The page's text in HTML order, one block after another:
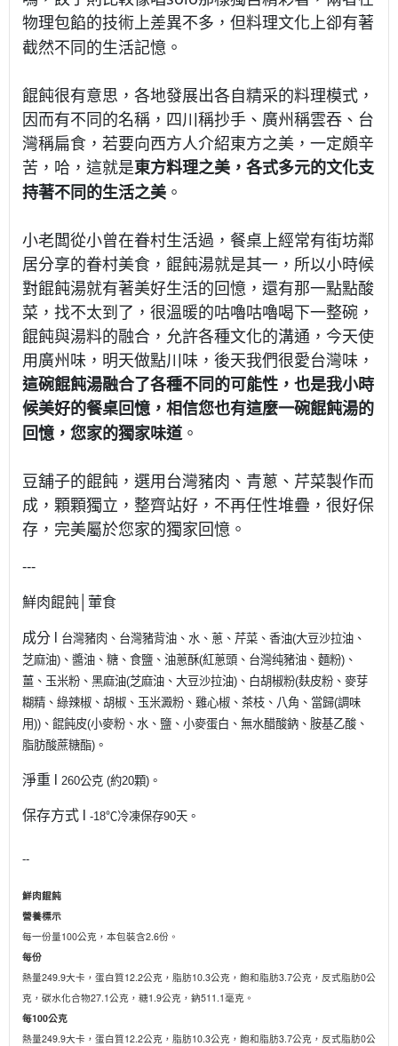
物理包餡的技術上差異不多，但料理文化上卻有著
截然不同的生活記憶。
餛飩很有意思，各地發展出各自精采的料理模式，
因而有不同的名稱，四川稱抄手、廣州稱雲吞、台
灣稱扁食，若要向西方人介紹東方之美，一定頗辛
苦，哈，這就是東方料理之美，各式多元的文化支
持著不同的生活之美 。
小老闆從小曾在眷村生活過，餐桌上經常有街坊鄰
居分享的眷村美食，餛飩湯就是其一，所以小時候
對餛飩湯就有著美好生活的回憶，還有那一點點酸
菜，找不太到了，很溫暖的咕嚕咕嚕喝下一整碗，
餛飩與湯料的融合，允許各種文化的溝通，今天使
用廣州味，明天做點川味，後天我們很愛台灣味，
這碗餛飩湯融合了各種不同的可能性，也是我小時
候美好的餐桌回憶，相信您也有這麼一碗餛飩湯的
回憶，您家的獨家味道 。
豆舖子的餛飩，選用台灣豬肉、青蔥、芹菜製作而
成，顆顆獨立，整齊站好，不再任性堆疊，很好保
存，完美屬於您家的獨家回憶。
---
鮮肉餛飩│葷食
成分 l
台灣豬肉、台灣豬背油、水、蔥、芹菜、香油(大豆沙拉油、
芝麻油)、醬油、糖、食鹽、油蔥酥(紅蔥頭、台灣纯豬油、麵粉)、
薑、玉米粉、黑麻油(芝麻油、大豆沙拉油)、白胡椒粉(麸皮粉、麥芽
糊精、綠辣椒、胡椒、玉米澱粉、雞心椒、茶枝、八角、當歸(調味
用))、餛飩皮(小麥粉、水、鹽、小麥蛋白、無水醋酸鈉、胺基乙酸、
脂肪酸蔗糖酯)。
淨重 l 260公克 (約20顆)。
保存方式 l -18℃冷凍保存90天。
--
鮮肉餛飩
營養標示
每一份量100公克，本包裝含2.6份。
每份
熱量249.9大卡，蛋白質12.2公克，脂肪10.3公克，飽和脂肪3.7公克，反式脂肪0公
克，碳水化合物27.1公克，糖1.9公克，鈉511.1毫克。
每100公克
熱量249.9大卡，蛋白質12.2公克，脂肪10.3公克，飽和脂肪3.7公克，反式脂肪0公